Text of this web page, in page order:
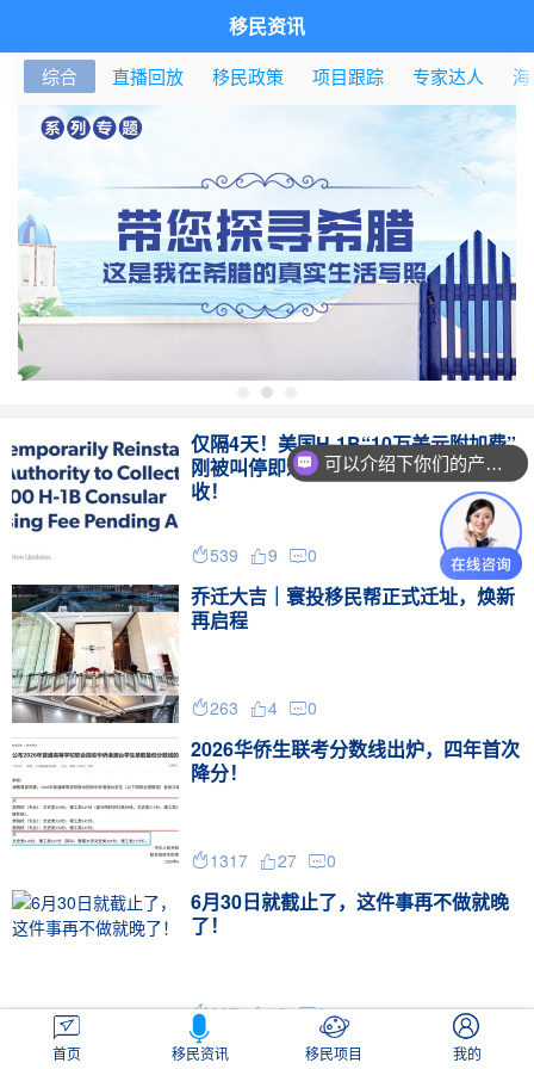
移民资讯
综合 直播回放 移民政策 项目跟踪 专家达人
仅隔4天！美国H-1B“10万美元附加费”
刚被叫停即遭上诉恢复，目前仍在征
收！
539 9 0
乔迁大吉｜寰投移民帮正式迁址，焕新
再启程
263 4 0
2026华侨生联考分数线出炉，四年首次
降分！
1317 27 0
6月30日就截止了，这件事再不做就晚
了！
667 12 0
美国留学生要遭罪了！
首页 移民资讯 移民项目 我的